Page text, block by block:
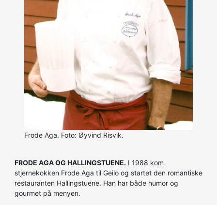
Frode Aga. Foto: Øyvind Risvik.
FRODE AGA OG HALLINGSTUENE. I 1988 kom
stjernekokken Frode Aga til Geilo og startet den romantiske
restauranten Hallingstuene. Han har både humor og
gourmet på menyen.